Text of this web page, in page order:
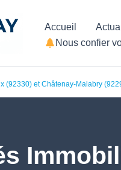
Accueil
Nous confier
(92330) et Châtenay-Malabry